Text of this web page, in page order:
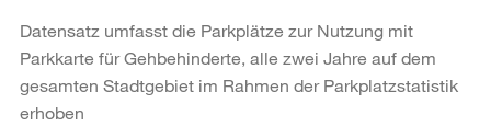
Datensatz umfasst die Parkplätze zur Nutzung mit
Parkkarte für Gehbehinderte, alle zwei Jahre auf dem
gesamten Stadtgebiet im Rahmen der Parkplatzstatistik
erhoben